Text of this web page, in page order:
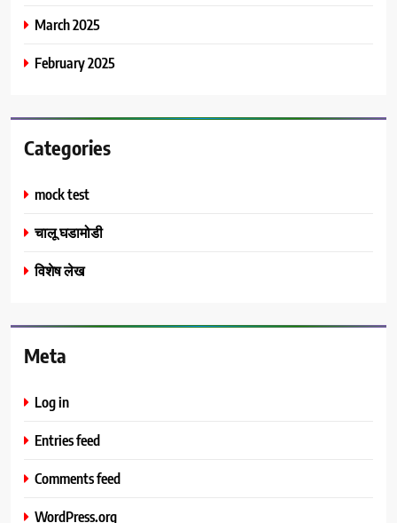
March 2025
February 2025
Categories
mock test
चालू घडामोडी
विशेष लेख
Meta
Log in
Entries feed
Comments feed
WordPress.org